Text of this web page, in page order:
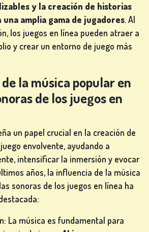
y la creación de historias
amplia gama de jugadores. Al
los juegos en línea pueden atraer a
y crear un entorno de juego más
la música popular en
de los juegos en
un papel crucial en la creación de
envolvente, ayudando a
intensificar la inmersión y evocar
años, la influencia de la música
sonoras de los juegos en línea ha
La música es fundamental para